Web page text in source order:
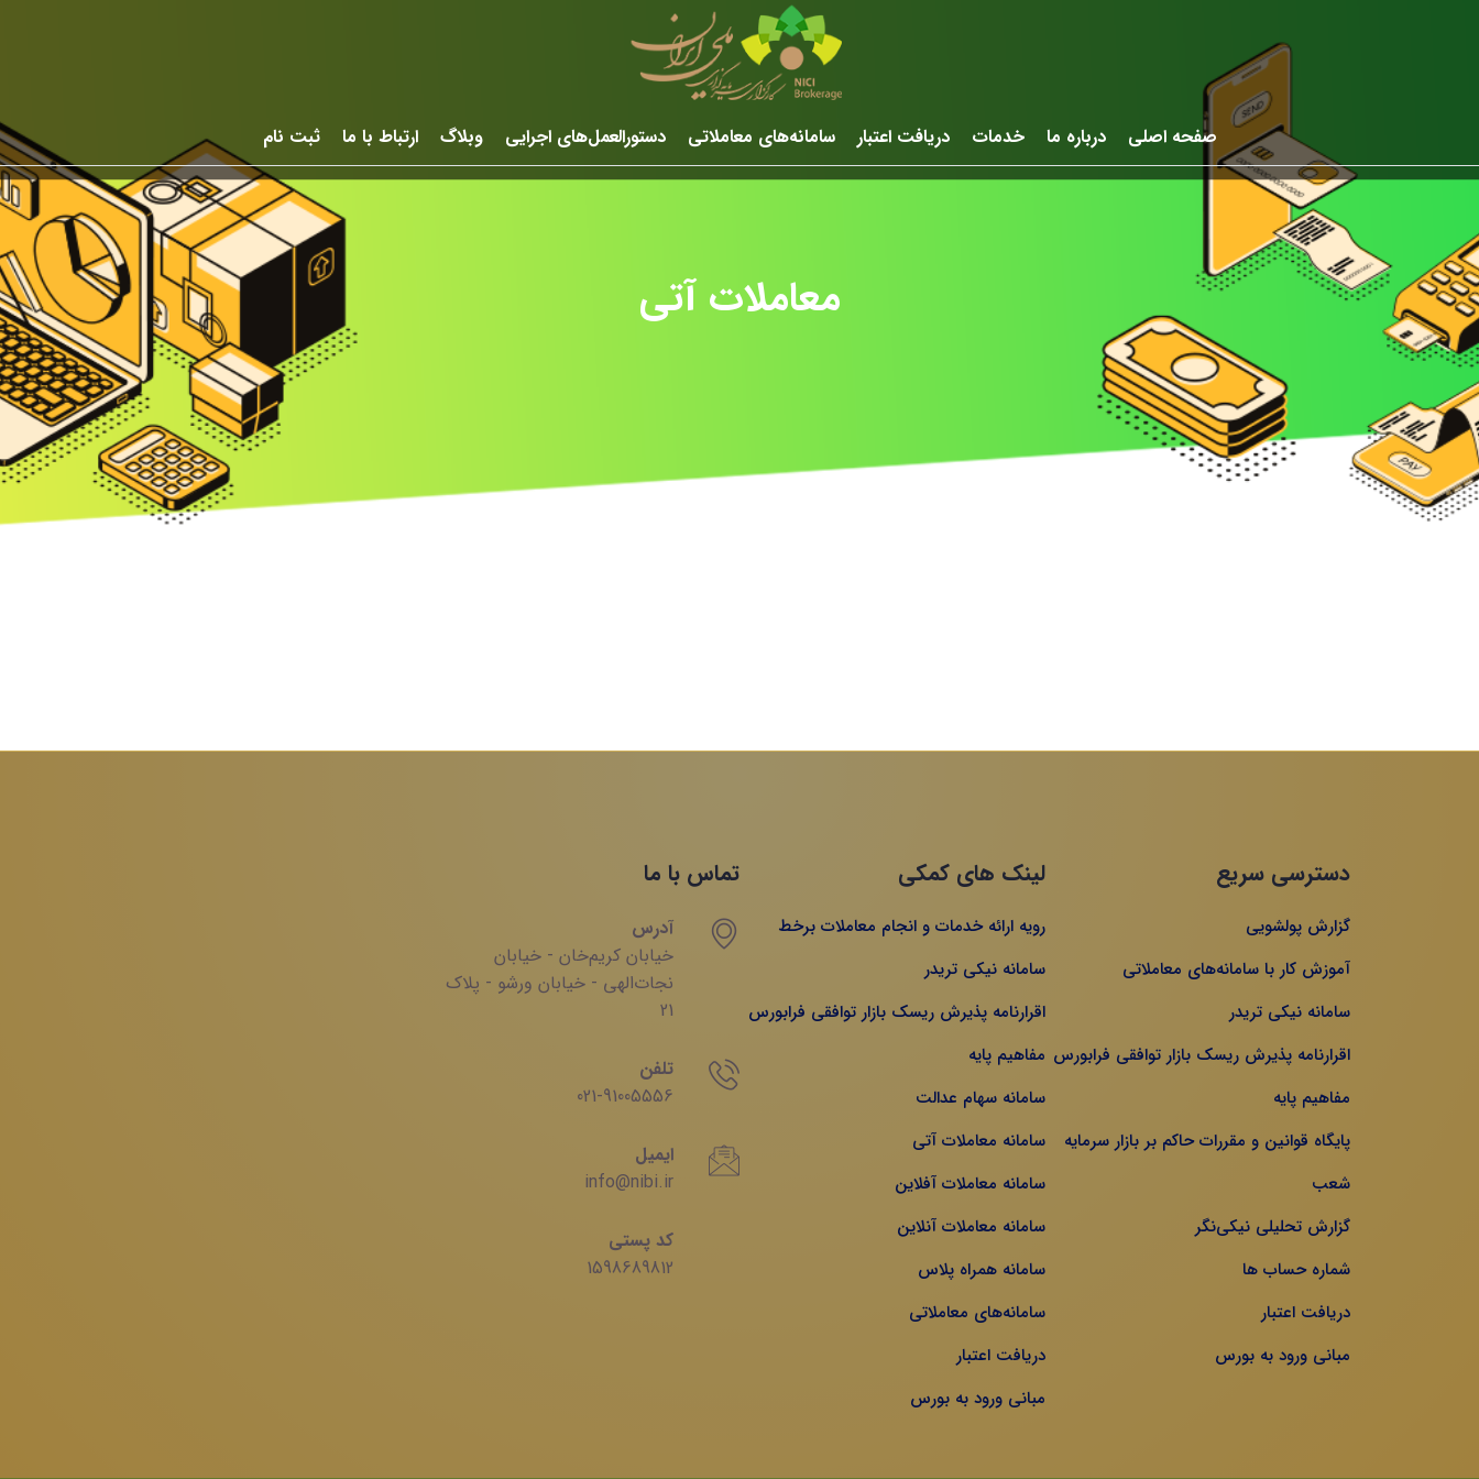
صفحه اصلی درباره ما خدمات دریافت اعتبار سامانه‌های معاملاتی دستورالعمل‌های اجرایی وبلاگ ارتباط با ما ثبت نام
معاملات آتی
دسترسی سریع
گزارش پولشویی
آموزش کار با سامانه‌های معاملاتی
سامانه نیکی تریدر
اقرارنامه پذیرش ریسک بازار توافقی فرابورس
مفاهیم پایه
پایگاه قوانین و مقررات حاکم بر بازار سرمایه
شعب
گزارش تحلیلی نیکی‌نگر
شماره حساب ها
دریافت اعتبار
مبانی ورود به بورس
لینک های کمکی
رویه ارائه خدمات و انجام معاملات برخط
سامانه نیکی تریدر
اقرارنامه پذیرش ریسک بازار توافقی فرابورس
مفاهیم پایه
سامانه سهام عدالت
سامانه معاملات آتی
سامانه معاملات آفلاین
سامانه معاملات آنلاین
سامانه همراه پلاس
سامانه‌های معاملاتی
دریافت اعتبار
مبانی ورود به بورس
تماس با ما
آدرس
خیابان‌ کریم‌‌خان - خیابان
‌نجات‌الهی - خیابان ‌ورشو - پلاک
21
تلفن
021-91005556
ایمیل
info@nibi.ir
کد پستی
1598689812